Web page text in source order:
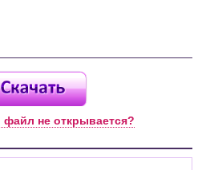
файл не открывается?